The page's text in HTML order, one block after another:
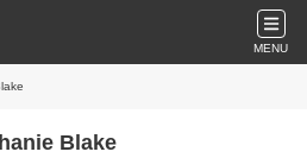
MENU
Blake